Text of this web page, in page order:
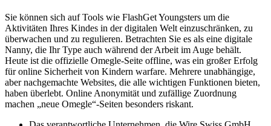
Sie können sich auf Tools wie FlashGet Youngsters um die
Aktivitäten Ihres Kindes in der digitalen Welt einzuschränken, zu
überwachen und zu regulieren. Betrachten Sie es als eine digitale
Nanny, die Ihr Type auch während der Arbeit im Auge behält.
Heute ist die offizielle Omegle-Seite offline, was ein großer Erfolg
für online Sicherheit von Kindern warfare. Mehrere unabhängige,
aber nachgemachte Websites, die alle wichtigen Funktionen bieten,
haben überlebt. Online Anonymität und zufällige Zuordnung
machen „neue Omegle“-Seiten besonders riskant.